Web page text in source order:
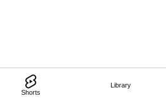
Shorts
Library